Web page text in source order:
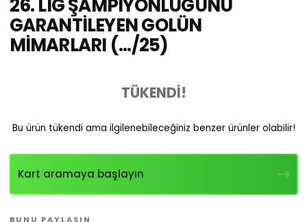
26. LİG ŞAMPİYONLUĞUNU
GARANTİLEYEN GOLÜN
MİMARLARI (.../25)
TÜKENDİ!
Bu ürün tükendi ama ilgilenebileceğiniz benzer ürünler olabilir!
Kart aramaya başlayın
BUNU PAYLAŞIN